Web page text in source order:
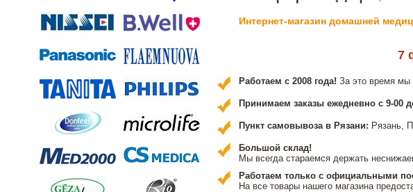
Интернет-магазин домашней
7
Работаем с 2008 года! За это время мы
Принимаем заказы ежедневно с 9-00
Пункт самовывоза в Рязани: Рязань,
Большой склад!
Мы всегда стараемся держать
Работаем только с официальными
На все товары нашего магазина